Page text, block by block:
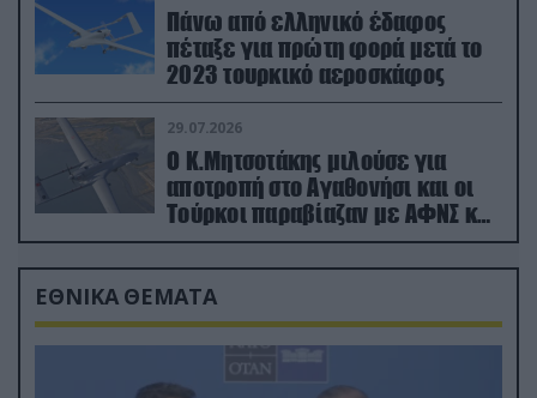
Πάνω από ελληνικό έδαφος
πέταξε για πρώτη φορά μετά το
2023 τουρκικό αεροσκάφος
29.07.2026
Ο Κ.Μητσοτάκης μιλούσε για
αποτροπή στο Αγαθονήσι και οι
Τούρκοι παραβίαζαν με ΑΦΝΣ και
drone
ΕΘΝΙΚΑ ΘΕΜΑΤΑ